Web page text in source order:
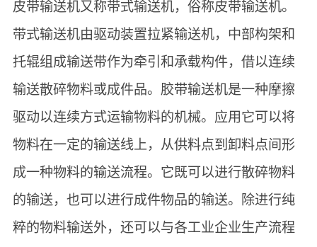
皮带输送机又称带式输送机，俗称皮带输送机。
带式输送机由驱动装置拉紧输送机，中部构架和
托辊组成输送带作为牵引和承载构件，借以连续
输送散碎物料或成件品。胶带输送机是一种摩擦
驱动以连续方式运输物料的机械。应用它可以将
物料在一定的输送线上，从供料点到卸料点间形
成一种物料的输送流程。它既可以进行散碎物料
的输送，也可以进行成件物品的输送。除进行纯
粹的物料输送外，还可以与各工业企业生产流程